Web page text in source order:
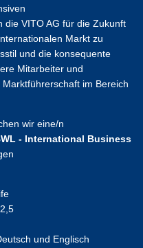
die VITO AG für die Zukunft
Markt zu
und die konsequente
Mitarbeiter und
im Bereich
wir eine/n
- International Business
und Englisch